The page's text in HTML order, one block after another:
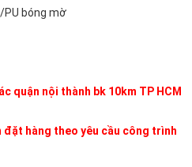
PU bóng mờ
quận nội thành bk 10km TP HCM
đặt hàng theo yêu cầu công trình